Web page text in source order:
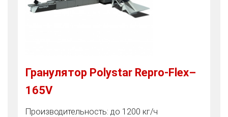
Гранулятор Polystar Repro-Flex–
165V
Производительность: до 1200 кг/ч